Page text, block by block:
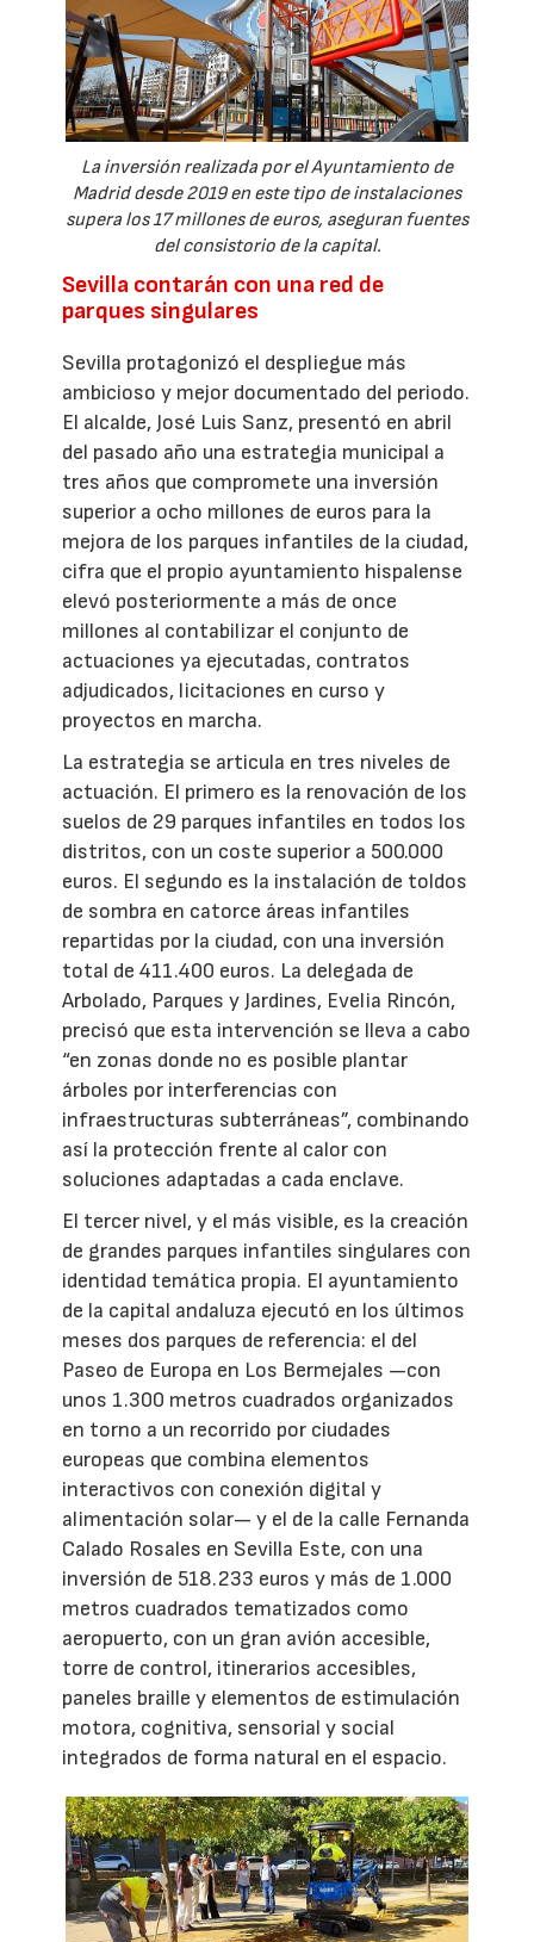
La inversión realizada por el Ayuntamiento de
Madrid desde 2019 en este tipo de instalaciones
supera los 17 millones de euros, aseguran fuentes
del consistorio de la capital.
Sevilla contarán con una red de
parques singulares
Sevilla protagonizó el despliegue más
ambicioso y mejor documentado del periodo.
El alcalde, José Luis Sanz, presentó en abril
del pasado año una estrategia municipal a
tres años que compromete una inversión
superior a ocho millones de euros para la
mejora de los parques infantiles de la ciudad,
cifra que el propio ayuntamiento hispalense
elevó posteriormente a más de once
millones al contabilizar el conjunto de
actuaciones ya ejecutadas, contratos
adjudicados, licitaciones en curso y
proyectos en marcha.
La estrategia se articula en tres niveles de
actuación. El primero es la renovación de los
suelos de 29 parques infantiles en todos los
distritos, con un coste superior a 500.000
euros. El segundo es la instalación de toldos
de sombra en catorce áreas infantiles
repartidas por la ciudad, con una inversión
total de 411.400 euros. La delegada de
Arbolado, Parques y Jardines, Evelia Rincón,
precisó que esta intervención se lleva a cabo
“en zonas donde no es posible plantar
árboles por interferencias con
infraestructuras subterráneas”, combinando
así la protección frente al calor con
soluciones adaptadas a cada enclave.
El tercer nivel, y el más visible, es la creación
de grandes parques infantiles singulares con
identidad temática propia. El ayuntamiento
de la capital andaluza ejecutó en los últimos
meses dos parques de referencia: el del
Paseo de Europa en Los Bermejales —con
unos 1.300 metros cuadrados organizados
en torno a un recorrido por ciudades
europeas que combina elementos
interactivos con conexión digital y
alimentación solar— y el de la calle Fernanda
Calado Rosales en Sevilla Este, con una
inversión de 518.233 euros y más de 1.000
metros cuadrados tematizados como
aeropuerto, con un gran avión accesible,
torre de control, itinerarios accesibles,
paneles braille y elementos de estimulación
motora, cognitiva, sensorial y social
integrados de forma natural en el espacio.